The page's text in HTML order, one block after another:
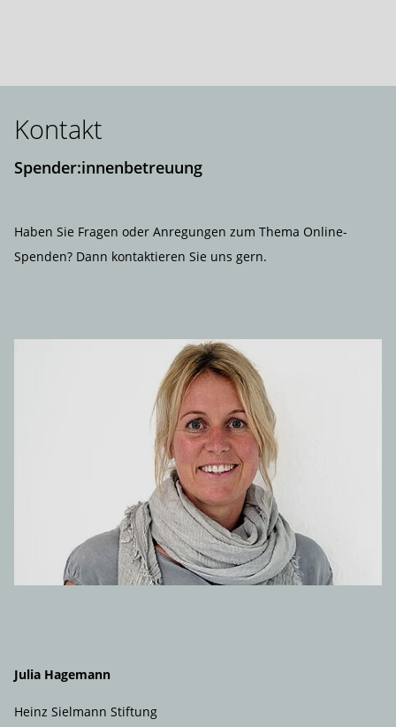
Kontakt
Spender:innenbetreuung
Haben Sie Fragen oder Anregungen zum Thema Online-
Spenden? Dann kontaktieren Sie uns gern.
Julia Hagemann
Heinz Sielmann Stiftung